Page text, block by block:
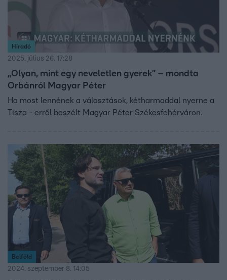
Híradó
2025. július 26. 17:28
„Olyan, mint egy neveletlen gyerek” – mondta
Orbánról Magyar Péter
Ha most lennének a választások, kétharmaddal nyerne a
Tisza - erről beszélt Magyar Péter Székesfehérváron.
Belföld
2024. szeptember 8. 14:05